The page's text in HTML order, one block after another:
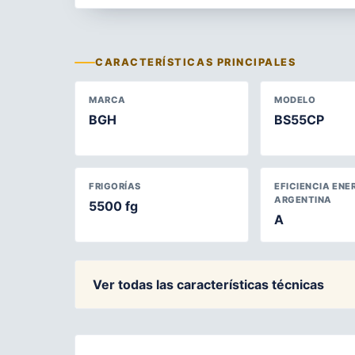
CARACTERÍSTICAS PRINCIPALES
MARCA
BGH
MODELO
BS55CP
FRIGORÍAS
5500 fg
EFICIENCIA
ARGENTINA
A
Ver todas las características técnicas